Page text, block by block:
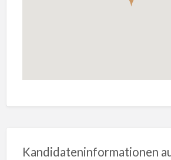
Kandidateninformationen